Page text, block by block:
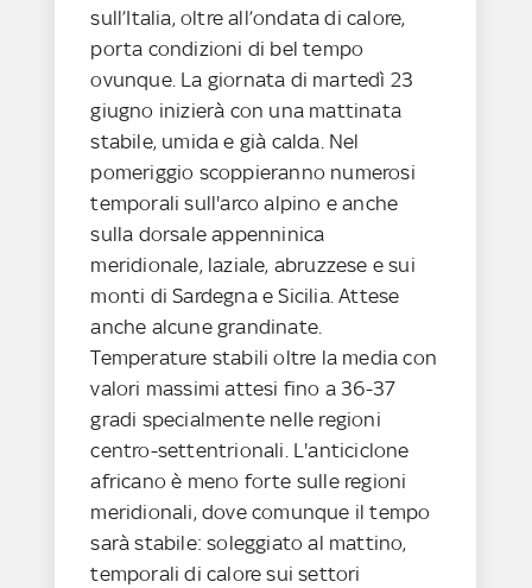
sull’Italia, oltre all’ondata di calore,
porta condizioni di bel tempo
ovunque. La giornata di martedì 23
giugno inizierà con una mattinata
stabile, umida e già calda. Nel
pomeriggio scoppieranno numerosi
temporali sull'arco alpino e anche
sulla dorsale appenninica
meridionale, laziale, abruzzese e sui
monti di Sardegna e Sicilia. Attese
anche alcune grandinate.
Temperature stabili oltre la media con
valori massimi attesi fino a 36-37
gradi specialmente nelle regioni
centro-settentrionali. L'anticiclone
africano è meno forte sulle regioni
meridionali, dove comunque il tempo
sarà stabile: soleggiato al mattino,
temporali di calore sui settori